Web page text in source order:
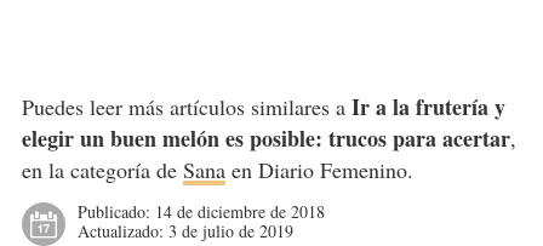
Puedes leer más artículos similares a Ir a la frutería y
elegir un buen melón es posible: trucos para acertar,
en la categoría de Sanaen Diario Femenino.
Publicado: 14 de diciembre de 2018
Actualizado: 3 de julio de 2019